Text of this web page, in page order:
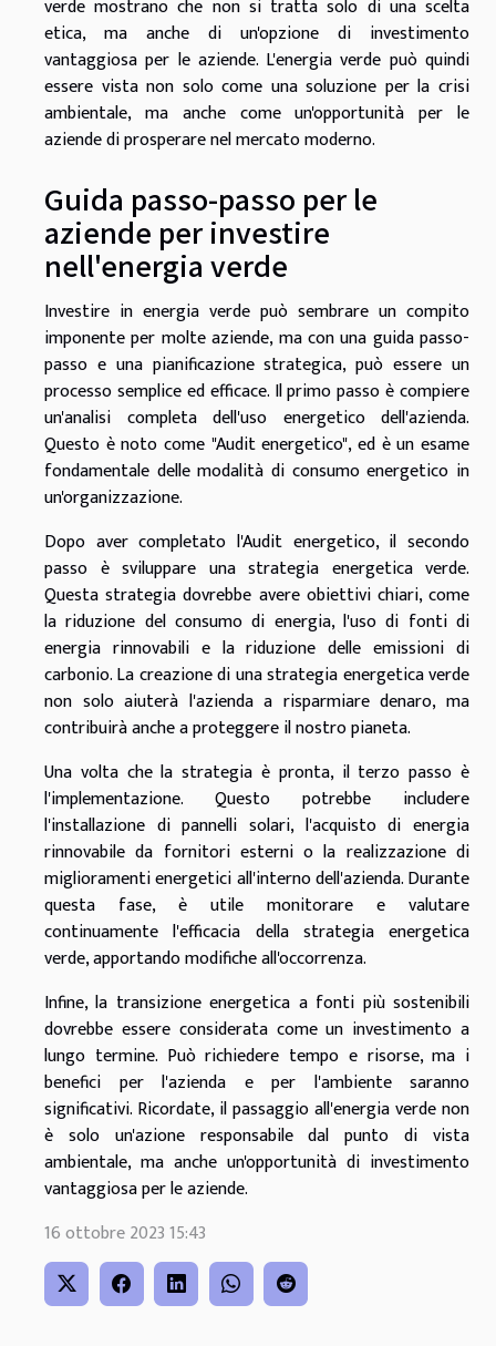
verde mostrano che non si tratta solo di una scelta
etica, ma anche di un'opzione di investimento
vantaggiosa per le aziende. L'energia verde può quindi
essere vista non solo come una soluzione per la crisi
ambientale, ma anche come un'opportunità per le
aziende di prosperare nel mercato moderno.
Guida passo-passo per le
aziende per investire
nell'energia verde
Investire in energia verde può sembrare un compito
imponente per molte aziende, ma con una guida passo-
passo e una pianificazione strategica, può essere un
processo semplice ed efficace. Il primo passo è compiere
un'analisi completa dell'uso energetico dell'azienda.
Questo è noto come "Audit energetico", ed è un esame
fondamentale delle modalità di consumo energetico in
un'organizzazione.
Dopo aver completato l'Audit energetico, il secondo
passo è sviluppare una strategia energetica verde.
Questa strategia dovrebbe avere obiettivi chiari, come
la riduzione del consumo di energia, l'uso di fonti di
energia rinnovabili e la riduzione delle emissioni di
carbonio. La creazione di una strategia energetica verde
non solo aiuterà l'azienda a risparmiare denaro, ma
contribuirà anche a proteggere il nostro pianeta.
Una volta che la strategia è pronta, il terzo passo è
l'implementazione. Questo potrebbe includere
l'installazione di pannelli solari, l'acquisto di energia
rinnovabile da fornitori esterni o la realizzazione di
miglioramenti energetici all'interno dell'azienda. Durante
questa fase, è utile monitorare e valutare
continuamente l'efficacia della strategia energetica
verde, apportando modifiche all'occorrenza.
Infine, la transizione energetica a fonti più sostenibili
dovrebbe essere considerata come un investimento a
lungo termine. Può richiedere tempo e risorse, ma i
benefici per l'azienda e per l'ambiente saranno
significativi. Ricordate, il passaggio all'energia verde non
è solo un'azione responsabile dal punto di vista
ambientale, ma anche un'opportunità di investimento
vantaggiosa per le aziende.
16 ottobre 2023 15:43